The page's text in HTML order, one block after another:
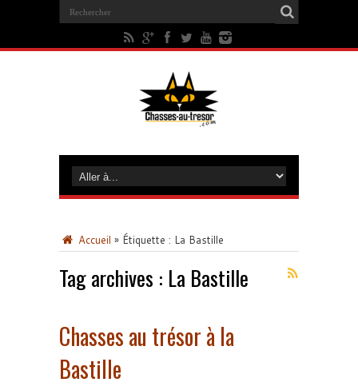
Accueil » Étiquette : La Bastille
Tag archives : La Bastille
Chasses au trésor à la
Bastille